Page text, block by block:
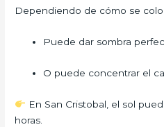
Dependiendo de cómo se
Puede dar sombra
O puede concentrar el
En San Cristobal, el sol
horas.